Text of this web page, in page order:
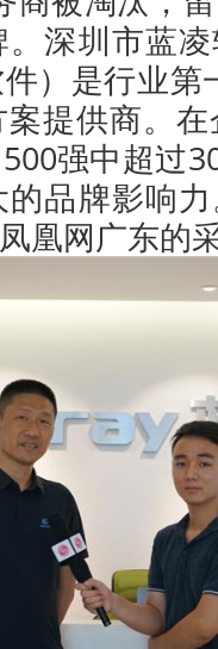
深圳市蓝
）是行业第
提供商。
强中超过
品牌影响
凰网广东的